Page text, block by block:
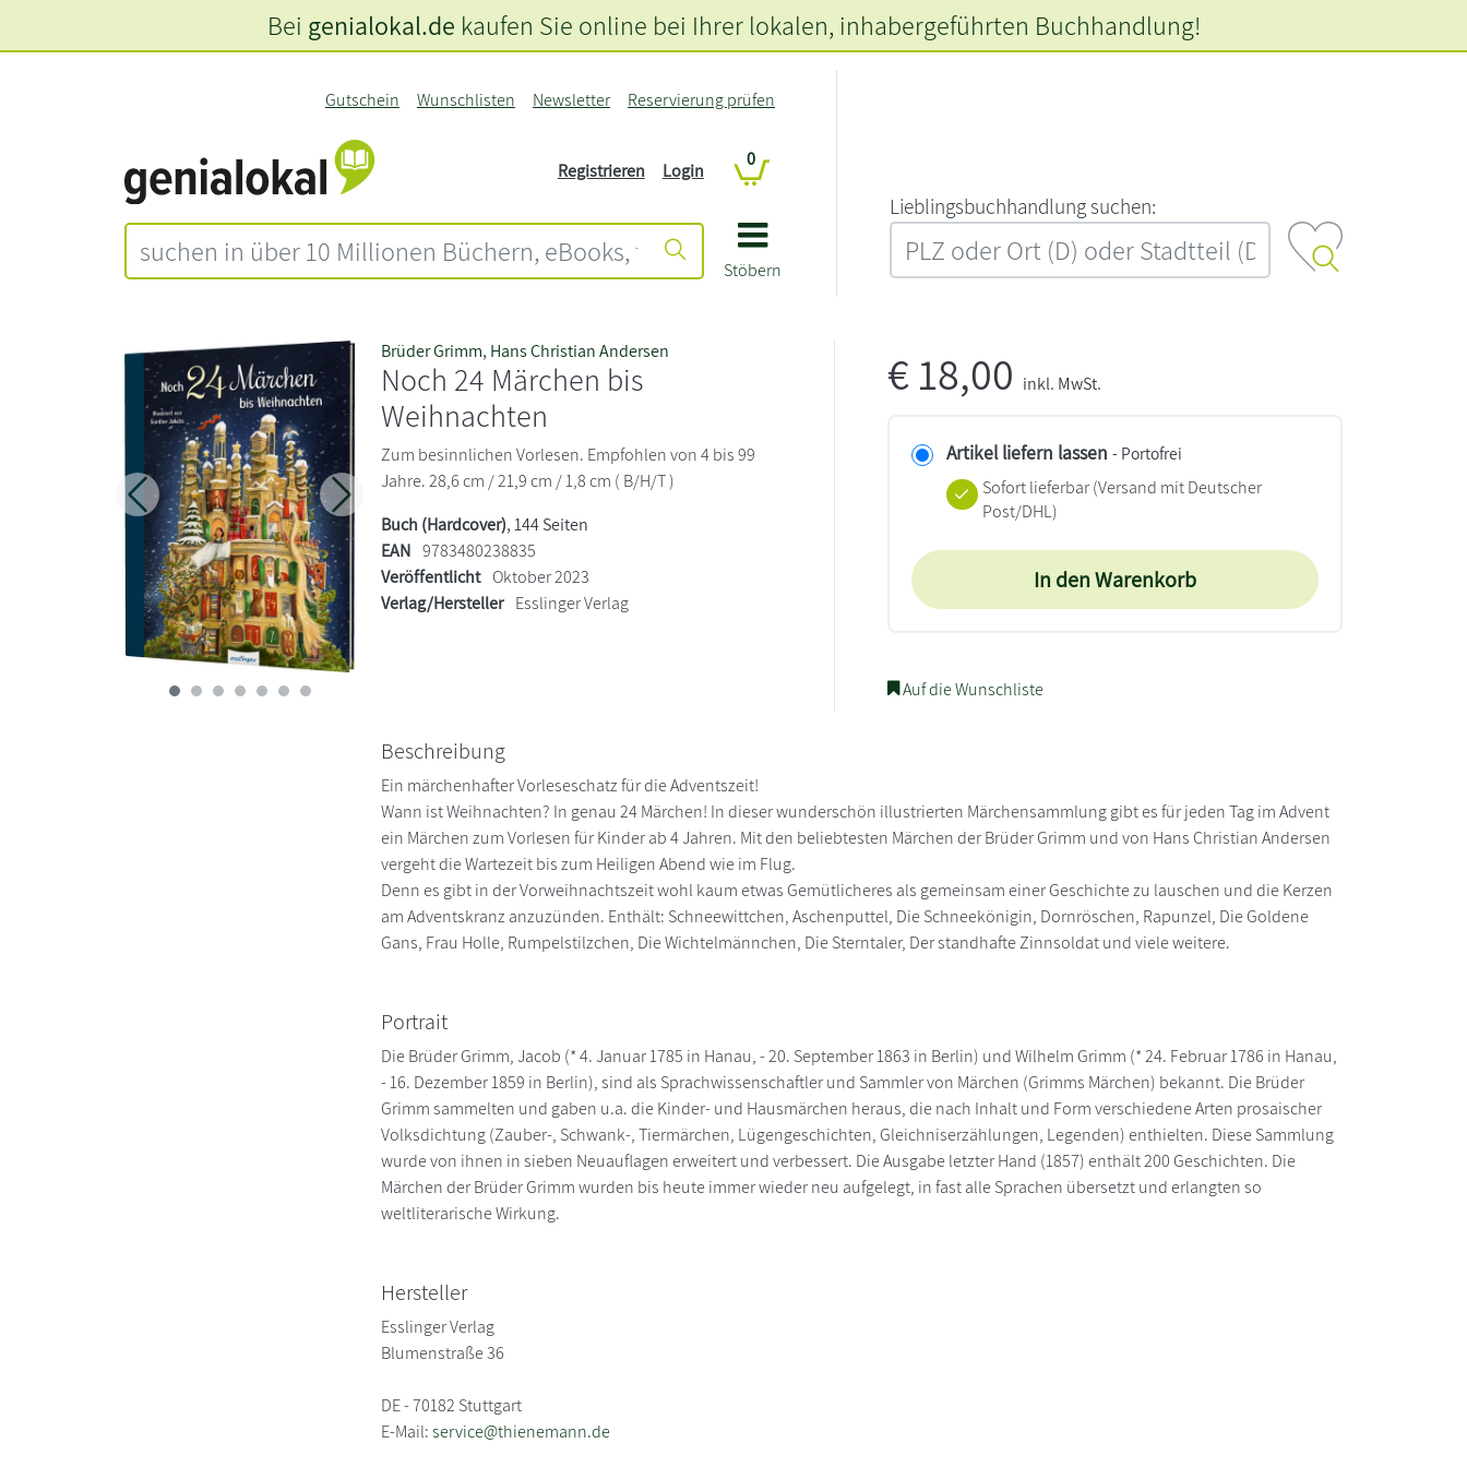
Stöbern
Gutschein Wunschlisten Newsletter Reservierung prüfen
Registrieren Login
0
L‍i‍e‍b‍l‍i‍n‍g‍s‍b‍u‍c‍h‍h‍a‍n‍d‍l‍u‍n‍g‍ ‍s‍u‍c‍h‍e‍n‍:‍
Bei genialokal.de kaufen Sie online bei Ihrer lokalen, inhabergeführten Buchhandlung!
Zurück Weiter
Brüder Grimm, Hans Christian Andersen
Noch 24 Märchen bis
Weihnachten
Zum besinnlichen Vorlesen. Empfohlen von 4 bis 99
Jahre. 28,6 cm / 21,9 cm / 1,8 cm ( B/H/T )
Buch (Hardcover), 144 Seiten
EAN 9783480238835
Veröffentlicht Oktober 2023
Verlag/Hersteller Esslinger Verlag
€18,00 inkl. MwSt.
Artikel liefern lassen - Portofrei
Sofort lieferbar(Versand mit Deutscher
Post/DHL)
In den Warenkorb
Auf die Wunschliste
Beschreibung
Ein märchenhafter Vorleseschatz für die Adventszeit!
Wann ist Weihnachten? In genau 24 Märchen! In dieser wunderschön illustrierten Märchensammlung gibt es für jeden Tag im Advent
ein Märchen zum Vorlesen für Kinder ab 4 Jahren. Mit den beliebtesten Märchen der Brüder Grimm und von Hans Christian Andersen
vergeht die Wartezeit bis zum Heiligen Abend wie im Flug.
Denn es gibt in der Vorweihnachtszeit wohl kaum etwas Gemütlicheres als gemeinsam einer Geschichte zu lauschen und die Kerzen
am Adventskranz anzuzünden. Enthält: Schneewittchen, Aschenputtel, Die Schneekönigin, Dornröschen, Rapunzel, Die Goldene
Gans, Frau Holle, Rumpelstilzchen, Die Wichtelmännchen, Die Sterntaler, Der standhafte Zinnsoldat und viele weitere.
Portrait
Die Brüder Grimm, Jacob (* 4. Januar 1785 in Hanau, - 20. September 1863 in Berlin) und Wilhelm Grimm (* 24. Februar 1786 in Hanau,
- 16. Dezember 1859 in Berlin), sind als Sprachwissenschaftler und Sammler von Märchen (Grimms Märchen) bekannt. Die Brüder
Grimm sammelten und gaben u.a. die Kinder- und Hausmärchen heraus, die nach Inhalt und Form verschiedene Arten prosaischer
Volksdichtung (Zauber-, Schwank-, Tiermärchen, Lügengeschichten, Gleichniserzählungen, Legenden) enthielten. Diese Sammlung
wurde von ihnen in sieben Neuauflagen erweitert und verbessert. Die Ausgabe letzter Hand (1857) enthält 200 Geschichten. Die
Märchen der Brüder Grimm wurden bis heute immer wieder neu aufgelegt, in fast alle Sprachen übersetzt und erlangten so
weltliterarische Wirkung.
Hersteller
Esslinger Verlag
Blumenstraße 36
DE - 70182 Stuttgart
E-Mail:service@thienemann.de